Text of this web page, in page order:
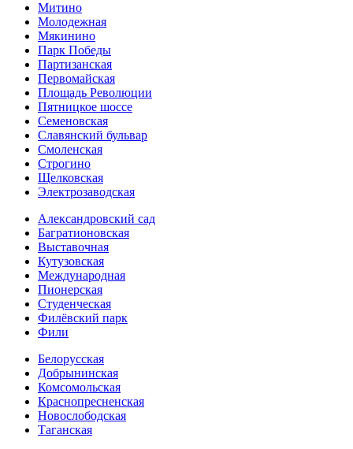
Митино
Молодежная
Мякинино
Парк Победы
Партизанская
Первомайская
Площадь Революции
Пятницкое шоссе
Семеновская
Славянский бульвар
Смоленская
Строгино
Щелковская
Электро­заводская
Александ­ровский сад
Багратионовская
Выставочная
Кутузовская
Международная
Пионерская
Студенческая
Филёвский парк
Фили
Белорусская
Добрынинская
Комсо­мольская
Краснопресненская
Новослободская
Таганская